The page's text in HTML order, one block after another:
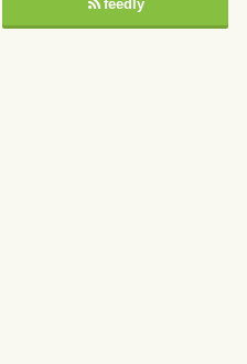
feedly